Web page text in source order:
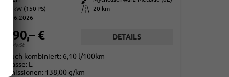
110 kW (150 PS) Kilometerstand
20 km
01.06.2026
€
19% MwSt.
DETAILS
kombiniert: 6,10 l/100km
-Klasse: E
-Emissionen: 138,00 g/km